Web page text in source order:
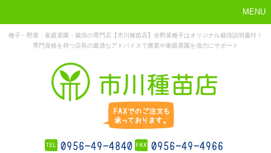
MENU
種子・野菜・家庭菜園・栽培の専門店【市川種苗店】全野菜種子はオリジナル栽培説明書付！
専門資格を持つ店長の最適なアドバイスで農業や家庭菜園を強力にサポート